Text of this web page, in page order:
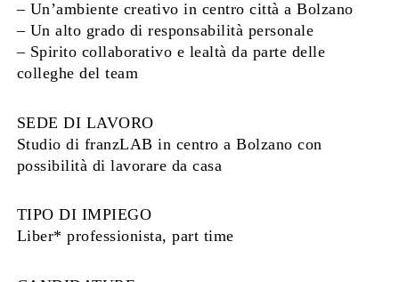
– Un’ambiente creativo in centro città a Bolzano
– Un alto grado di responsabilità personale
– Spirito collaborativo e lealtà da parte delle
colleghe del team
SEDE DI LAVORO
Studio di franzLAB in centro a Bolzano con
possibilità di lavorare da casa
TIPO DI IMPIEGO
Liber* professionista, part time